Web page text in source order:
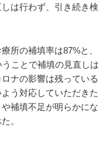
は行わず、引き続き検
所の補填率は87%と、
ことで補填の見直しは
ナの影響は残っている
う対応していただきた
補填不足が明らかにな
。